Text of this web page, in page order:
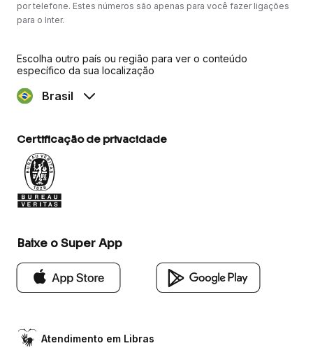
por telefone. Estes números são apenas para você fazer ligações
para o Inter.
Escolha outro país ou região para ver o conteúdo
específico da sua localização
Brasil
Certificação de privacidade
Baixe o Super App
Atendimento em Libras